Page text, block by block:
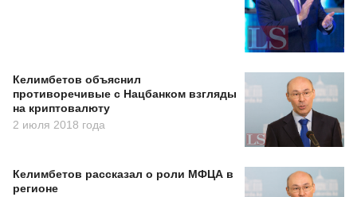
Келимбетов объяснил
противоречивые с Нацбанком взгляды
на криптовалюту
2 июля 2018 года
Келимбетов рассказал о роли МФЦА в
регионе